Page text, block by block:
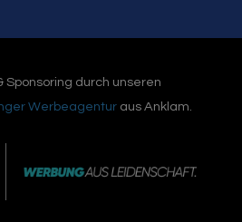
Sponsoring durch unseren
Werbeagentur aus Anklam.